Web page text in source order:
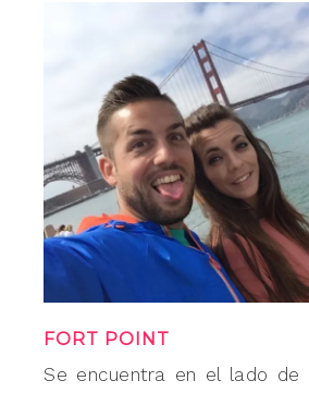
FORT POINT
Se encuentra en el lado de